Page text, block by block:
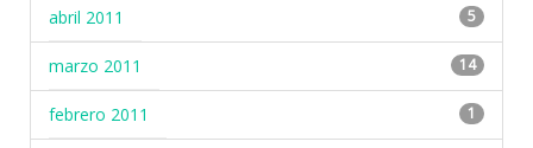
abril 2011 5
marzo 2011 14
febrero 2011 1